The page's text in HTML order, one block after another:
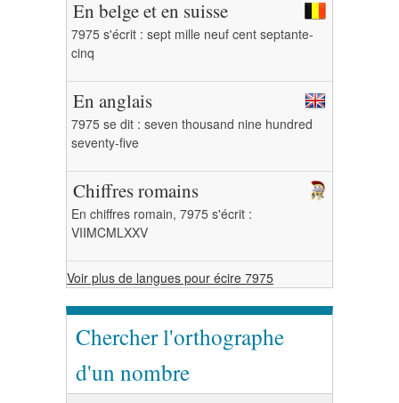
En belge et en suisse
7975 s'écrit : sept mille neuf cent septante-
cinq
En anglais
7975 se dit : seven thousand nine hundred
seventy-five
Chiffres romains
En chiffres romain, 7975 s'écrit :
VIIMCMLXXV
Voir plus de langues pour écire 7975
Chercher l'orthographe
d'un nombre